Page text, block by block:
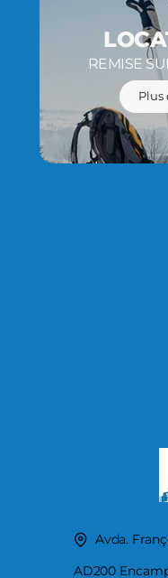
REMISE
Avda.
AD200